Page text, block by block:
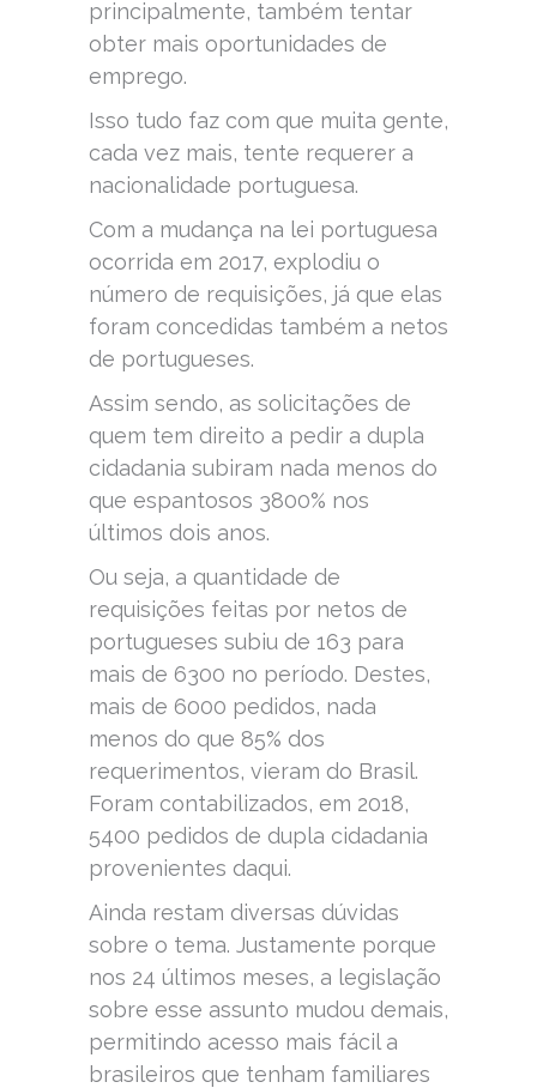
principalmente, também tentar
obter mais oportunidades de
emprego.
Isso tudo faz com que muita gente,
cada vez mais, tente requerer a
nacionalidade portuguesa.
Com a mudança na lei portuguesa
ocorrida em 2017, explodiu o
número de requisições, já que elas
foram concedidas também a netos
de portugueses.
Assim sendo, as solicitações de
quem tem direito a pedir a dupla
cidadania subiram nada menos do
que espantosos 3800% nos
últimos dois anos.
Ou seja, a quantidade de
requisições feitas por netos de
portugueses subiu de 163 para
mais de 6300 no período. Destes,
mais de 6000 pedidos, nada
menos do que 85% dos
requerimentos, vieram do Brasil.
Foram contabilizados, em 2018,
5400 pedidos de dupla cidadania
provenientes daqui.
Ainda restam diversas dúvidas
sobre o tema. Justamente porque
nos 24 últimos meses, a legislação
sobre esse assunto mudou demais,
permitindo acesso mais fácil a
brasileiros que tenham familiares